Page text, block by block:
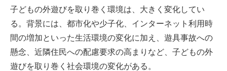
子どもの外遊びを取り巻く環境は、大きく変化してい
る。背景には、都市化や少子化、インターネット利用時
間の増加といった生活環境の変化に加え、遊具事故への
懸念、近隣住民への配慮要求の高まりなど、子どもの外
遊びを取り巻く社会環境の変化がある。